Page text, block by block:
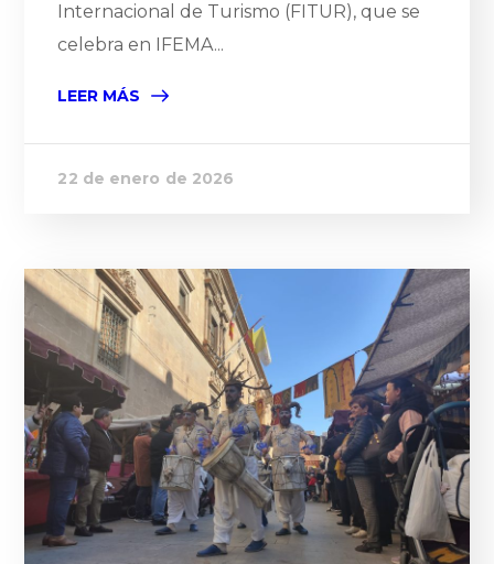
Internacional de Turismo (FITUR), que se
celebra en IFEMA...
LEER MÁS
22 de enero de 2026